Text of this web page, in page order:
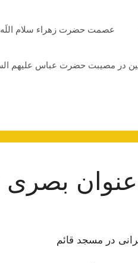
عصمت حضرت زهراء سلام اللَه
در مصیبت حضرت عباس علیهم
در مسجد قائم